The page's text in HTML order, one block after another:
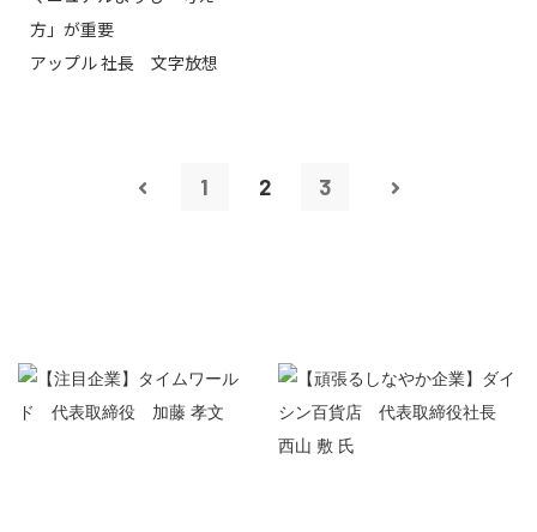
方」が重要
アップル 社長 文字放想
1 2 3